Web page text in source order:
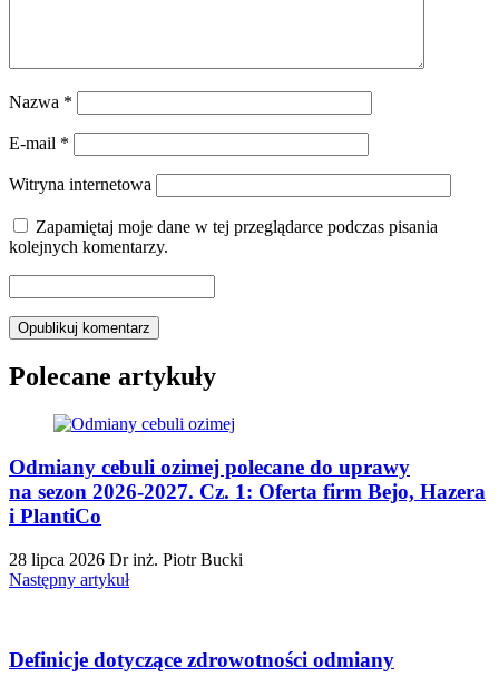
Nazwa *
E-mail *
Witryna internetowa
Zapamiętaj moje dane w tej przeglądarce podczas pisania
kolejnych komentarzy.
Polecane artykuły
Odmiany cebuli ozimej polecane do uprawy
na sezon 2026-2027. Cz. 1: Oferta firm Bejo, Hazera
i PlantiCo
28 lipca 2026 Dr inż. Piotr Bucki
Następny artykuł
Definicje dotyczące zdrowotności odmiany